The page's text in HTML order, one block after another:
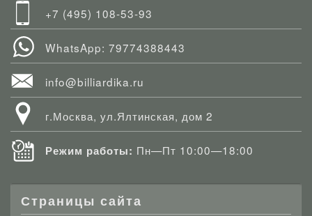
+7 (495) 108-53-93
WhatsApp: 79774388443
info@billiardika.ru
г.Москва, ул.Ялтинская, дом 2
Режим работы: Пн—Пт 10:00—18:00
Страницы сайта